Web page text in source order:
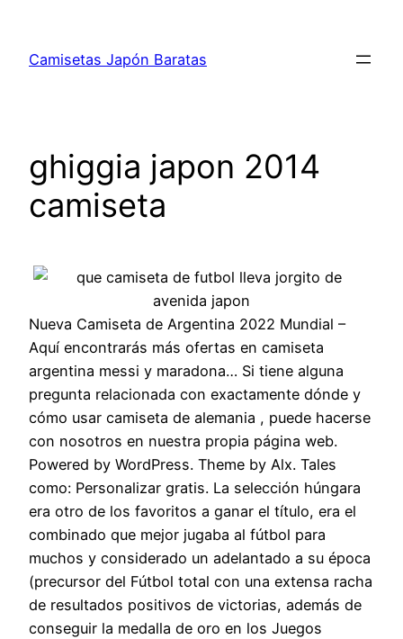
contenido
Camisetas Japón Baratas
ghiggia japon 2014
camiseta
Nueva Camiseta de Argentina 2022 Mundial –
Aquí encontrarás más ofertas en camiseta
argentina messi y maradona… Si tiene alguna
pregunta relacionada con exactamente dónde y
cómo usar camiseta de alemania , puede hacerse
con nosotros en nuestra propia página web.
Powered by WordPress. Theme by Alx. Tales
como: Personalizar gratis. La selección húngara
era otro de los favoritos a ganar el título, era el
combinado que mejor jugaba al fútbol para
muchos y considerado un adelantado a su época
(precursor del Fútbol total con una extensa racha
de resultados positivos de victorias, además de
conseguir la medalla de oro en los Juegos